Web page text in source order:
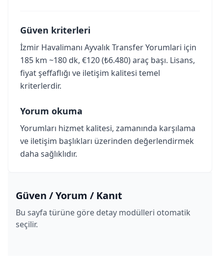
Güven kriterleri
İzmir Havalimanı Ayvalık Transfer Yorumlari için
185 km ~180 dk, €120 (₺6.480) araç başı. Lisans,
fiyat şeffaflığı ve iletişim kalitesi temel
kriterlerdir.
Yorum okuma
Yorumları hizmet kalitesi, zamanında karşılama
ve iletişim başlıkları üzerinden değerlendirmek
daha sağlıklıdır.
Güven / Yorum / Kanıt
Bu sayfa türüne göre detay modülleri otomatik
seçilir.